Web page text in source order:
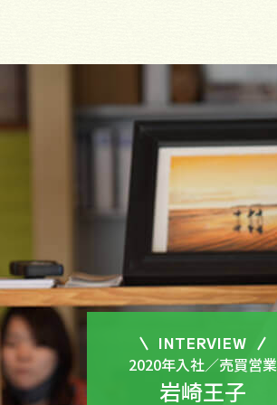
INTERVIEW
2020年入社／売買営業
岩崎王子